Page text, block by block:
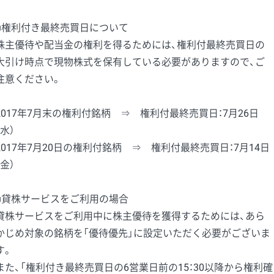
利付き最終売買日について
主優待や配当金の権利を得るためには、権利付最終売買日の
引け時点で現物株式を保有している必要がありますので、ご
意ください。
年7月末の権利付銘柄 ⇒ 権利付最終売買日：7月26日
水）
年7月20日の権利付銘柄 ⇒ 権利付最終売買日：7月14日
金）
株サービスをご利用の場合
株サービスをご利用中に株主優待を獲得するためには、あら
じめ対象の銘柄を「優待優先」に設定いただく必要がございま
。
た、「権利付き最終売買日の6営業日前の15：30以降から権利確